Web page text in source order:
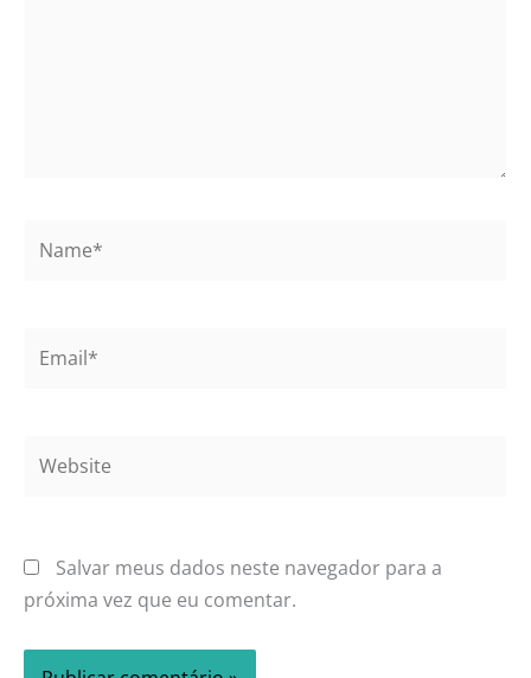
Salvar meus dados neste navegador para a
próxima vez que eu comentar.